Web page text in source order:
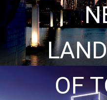
OF